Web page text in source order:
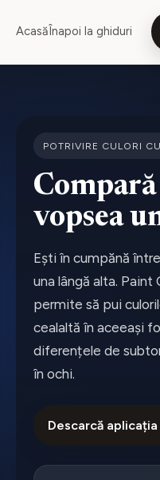
Acasă Înapoi la ghiduri
POTRIVIRE CULORI
vopsea
Ești în cumpănă
una lângă alta.
permite să pui
cealaltă în aceeași
diferențele de
în ochi.
Descarcă aplicația